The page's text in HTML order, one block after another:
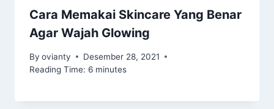
Cara Memakai Skincare Yang Benar
Agar Wajah Glowing
By ovianty
Desember 28, 2021
Reading Time: 6 minutes